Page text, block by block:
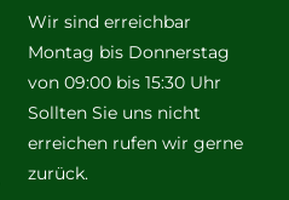
Wir sind erreichbar
Montag bis Donnerstag
von 09:00 bis 15:30 Uhr
Sollten Sie uns nicht
erreichen rufen wir gerne
zurück.